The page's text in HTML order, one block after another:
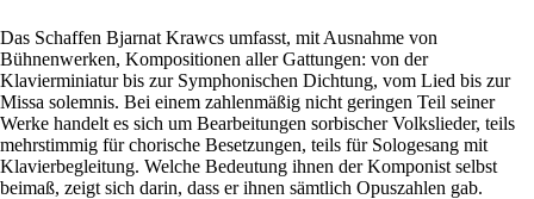
Das Schaffen Bjarnat Krawcs umfasst, mit Ausnahme von
Bühnenwerken, Kompositionen aller Gattungen: von der
Klavierminiatur bis zur Symphonischen Dichtung, vom Lied bis zur
Missa solemnis. Bei einem zahlenmäßig nicht geringen Teil seiner
Werke handelt es sich um Bearbeitungen sorbischer Volkslieder, teils
mehrstimmig für chorische Besetzungen, teils für Sologesang mit
Klavierbegleitung. Welche Bedeutung ihnen der Komponist selbst
beimaß, zeigt sich darin, dass er ihnen sämtlich Opuszahlen gab.